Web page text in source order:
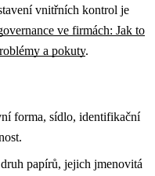
vnitřních kontrol je
ve firmách: Jak to
a pokuty.
forma, sídlo, identifikační
papírů, jejich jmenovitá